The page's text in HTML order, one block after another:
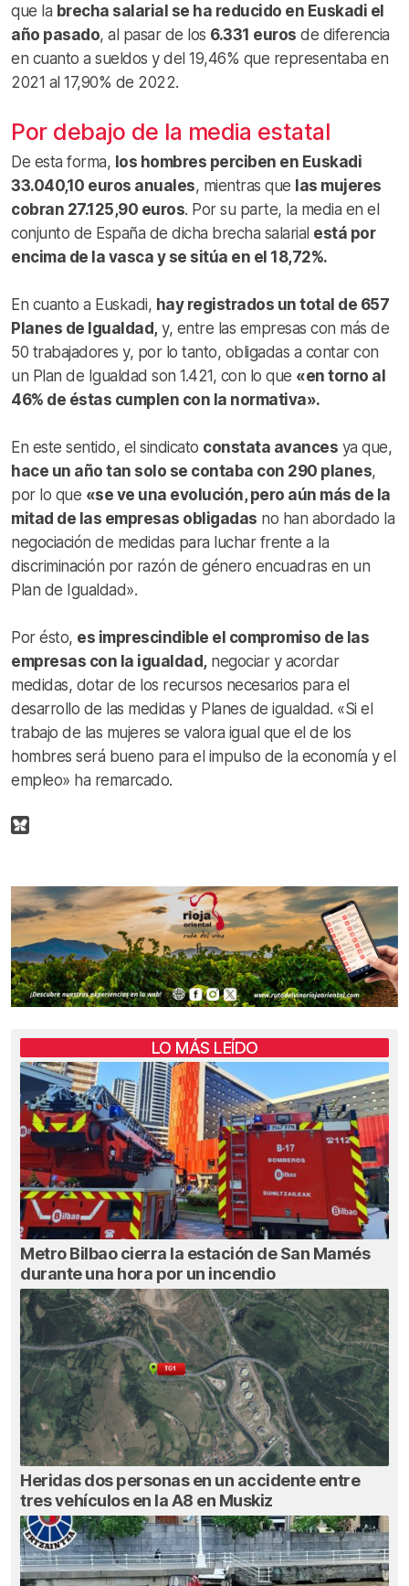
que la brecha salarial se ha reducido en Euskadi el
año pasado, al pasar de los 6.331 euros de diferencia
en cuanto a sueldos y del 19,46% que representaba en
2021 al 17,90% de 2022.
Por debajo de la media estatal
De esta forma, los hombres perciben en Euskadi
33.040,10 euros anuales, mientras que las mujeres
cobran 27.125,90 euros. Por su parte, la media en el
conjunto de España de dicha brecha salarial está por
encima de la vasca y se sitúa en el 18,72%.
En cuanto a Euskadi, hay registrados un total de 657
Planes de Igualdad, y, entre las empresas con más de
50 trabajadores y, por lo tanto, obligadas a contar con
un Plan de Igualdad son 1.421, con lo que «en torno al
46% de éstas cumplen con la normativa».
En este sentido, el sindicato constata avances ya que,
hace un año tan solo se contaba con 290 planes,
por lo que «se ve una evolución, pero aún más de la
mitad de las empresas obligadas no han abordado la
negociación de medidas para luchar frente a la
discriminación por razón de género encuadras en un
Plan de Igualdad».
Por ésto, es imprescindible el compromiso de las
empresas con la igualdad, negociar y acordar
medidas, dotar de los recursos necesarios para el
desarrollo de las medidas y Planes de igualdad. «Si el
trabajo de las mujeres se valora igual que el de los
hombres será bueno para el impulso de la economía y el
empleo» ha remarcado.
LO MÁS LEÍDO
Metro Bilbao cierra la estación de San Mamés
durante una hora por un incendio
Heridas dos personas en un accidente entre
tres vehículos en la A8 en Muskiz